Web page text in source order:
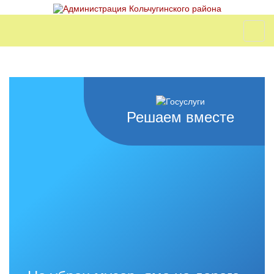
Решаем вместе